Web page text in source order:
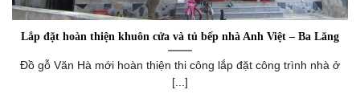
Lắp đặt hoàn thiện khuôn cửa và tủ bếp nhà Anh Việt – Ba Lăng
Đồ gỗ Văn Hà mới hoàn thiện thi công lắp đặt công trình nhà ở
[...]